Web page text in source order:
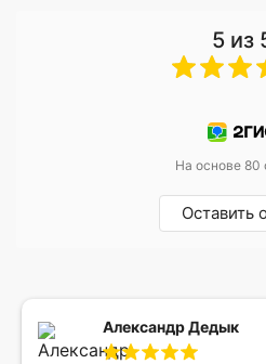
5 из
На основе 80
Оставить
Александр Дедык